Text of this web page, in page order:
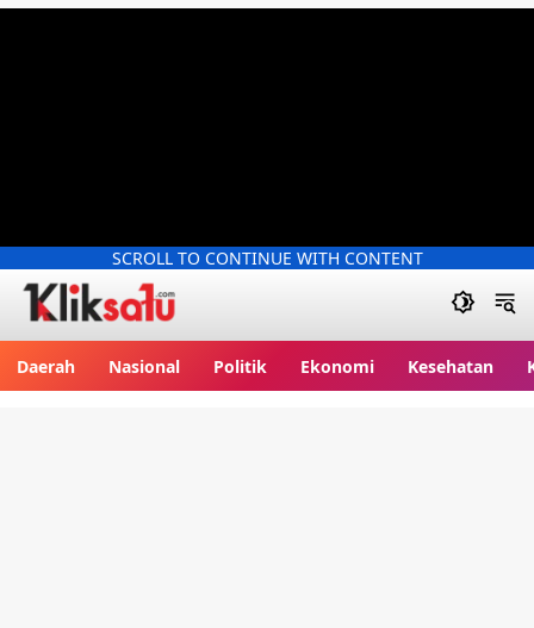
SCROLL TO CONTINUE WITH CONTENT
Daerah Nasional Politik Ekonomi Kesehatan